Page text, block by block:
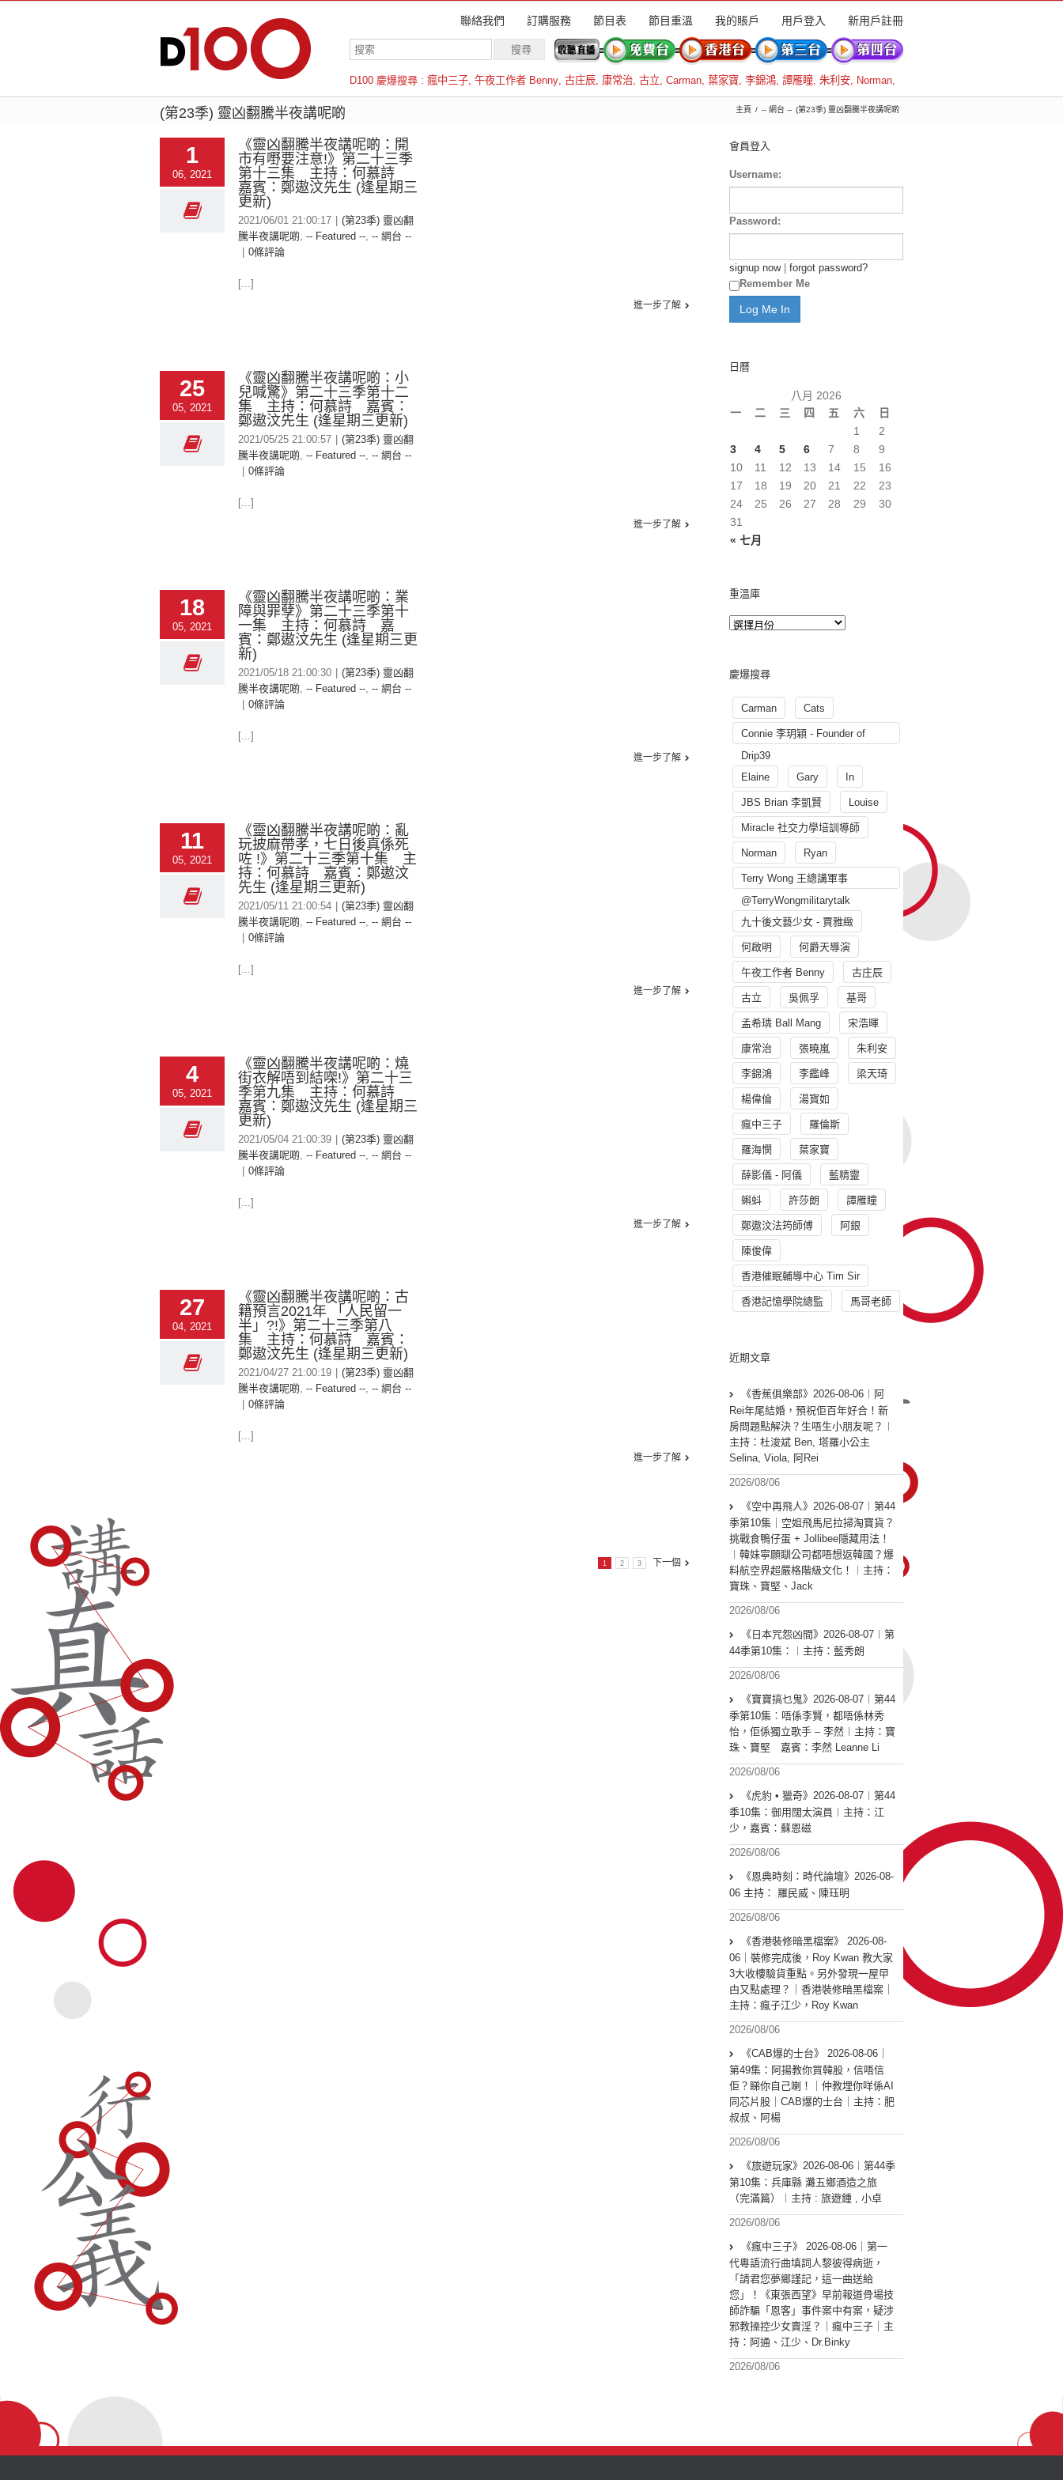
聯絡我們 訂購服務 節目表 節目重溫 我的賬戶 用戶登入 新用戶註冊
D100 慶爆搜尋 : 瘋中三子, 午夜工作者 Benny, 古庄辰, 康常治, 古立, Carman, 葉家寶, 李錦鴻, 譚雁瞳, 朱利安, Norman,
羅倫斯
(第23季) 靈凶翻騰半夜講呢啲 主頁 -- 網台 -- (第23季) 靈凶翻騰半夜講呢啲
1
06, 2021
《靈凶翻騰半夜講呢啲：開
市有嘢要注意!》第二十三季
第十三集 主持：何慕詩
嘉賓：鄭遨汶先生 (逢星期三
更新)
2021/06/01 21:00:17
(第23季) 靈凶翻
騰半夜講呢啲, -- Featured --, -- 網台 --
0條評論
[...]
進一步了解
25
05, 2021
《靈凶翻騰半夜講呢啲：小
兒喊驚》第二十三季第十二
集 主持：何慕詩 嘉賓：
鄭遨汶先生 (逢星期三更新)
2021/05/25 21:00:57
(第23季) 靈凶翻
騰半夜講呢啲, -- Featured --, -- 網台 --
0條評論
[...]
進一步了解
18
05, 2021
《靈凶翻騰半夜講呢啲：業
障與罪孽》第二十三季第十
一集 主持：何慕詩 嘉
賓：鄭遨汶先生 (逢星期三更
新)
2021/05/18 21:00:30
(第23季) 靈凶翻
騰半夜講呢啲, -- Featured --, -- 網台 --
0條評論
[...]
進一步了解
11
05, 2021
《靈凶翻騰半夜講呢啲：亂
玩披麻帶孝，七日後真係死
咗 !》第二十三季第十集 主
持：何慕詩 嘉賓：鄭遨汶
先生 (逢星期三更新)
2021/05/11 21:00:54
(第23季) 靈凶翻
騰半夜講呢啲, -- Featured --, -- 網台 --
0條評論
[...]
進一步了解
4
05, 2021
《靈凶翻騰半夜講呢啲：燒
街衣解唔到結㗎!》第二十三
季第九集 主持：何慕詩
嘉賓：鄭遨汶先生 (逢星期三
更新)
2021/05/04 21:00:39
(第23季) 靈凶翻
騰半夜講呢啲, -- Featured --, -- 網台 --
0條評論
[...]
進一步了解
27
04, 2021
《靈凶翻騰半夜講呢啲：古
籍預言2021年 「人民留一
半」?!》第二十三季第八
集 主持：何慕詩 嘉賓：
鄭遨汶先生 (逢星期三更新)
2021/04/27 21:00:19
(第23季) 靈凶翻
騰半夜講呢啲, -- Featured --, -- 網台 --
0條評論
[...]
進一步了解
1 2 3 下一個
會員登入
Username:
Password:
signup now| forgot password?
Remember Me
日曆
八月 2026
一
二 三 四 五 六 日
« 七月
1
2
3
4 5 6 7 8
9
10
11 12 13 14 15
16
17
18 19 20 21 22
23
24
25 26 27 28 29
30
31
重溫庫
慶爆搜尋
Carman Cats
Connie 李玥穎 - Founder of
Drip39
Elaine
Gary In
JBS Brian 李凱賢 Louise
Miracle 社交力學培訓導師
Norman Ryan
Terry Wong 王總講軍事
@TerryWongmilitarytalk
九十後文藝少女 - 賈雅緻
何啟明 何爵天導演
午夜工作者 Benny 古庄辰
古立 吳佩孚 基哥
孟希璘 Ball Mang 宋浩暉
康常治 張曉嵐 朱利安
李錦鴻 李鑑峰 梁天琦
楊偉倫 湯寳如
瘋中三子 羅倫斯
羅海憫 葉家寶
薛影儀 - 阿儀 藍精靈
蝌蚪 許莎朗 譚雁瞳
鄭遨汶法筠師傅 阿銀
陳俊偉
香港催眠輔導中心 Tim Sir
香港記憶學院總監 馬哥老師
近期文章
《香蕉俱樂部》2026-08-06︱阿
Rei年尾結婚，預祝佢百年好合！新
房問題點解決？生唔生小朋友呢？︱
主持：杜浚斌 Ben, 塔羅小公主
Selina, Viola, 阿Rei
2026/08/06
《空中再飛人》2026-08-07︱第44
季第10集｜空姐飛馬尼拉掃淘寶貨？
挑戰食鴨仔蛋 + Jollibee隱藏用法！
︱韓妹寧願瞓公司都唔想返韓國？爆
料航空界超嚴格階級文化！︱主持：
寶珠、寶堅、Jack
2026/08/06
《日本咒怨凶間》2026-08-07︱第
44季第10集：︱主持：藍秀朗
2026/08/06
《寶寶搞乜鬼》2026-08-07︱第44
季第10集︰唔係李賢，都唔係林秀
怡，佢係獨立歌手 – 李然︱主持：寶
珠、寶堅 嘉賓：李然 Leanne Li
2026/08/06
《虎豹 • 獵奇》2026-08-07︱第44
季10集：御用闊太演員︱主持：江
少，嘉賓：蘇恩磁
2026/08/06
《恩典時刻：時代論壇》2026-08-
06 主持： 羅民威、陳珏明
2026/08/06
《香港裝修暗黑檔案》 2026-08-
06｜裝修完成後，Roy Kwan 教大家
3大收樓驗貨重點。另外發現一屋曱
甴又點處理？｜香港裝修暗黑檔案｜
主持：瘋子江少，Roy Kwan
2026/08/06
《CAB爆的士台》 2026-08-06｜
第49集：阿揚教你買韓股，信唔信
佢？睇你自己喇！｜仲教埋你咩係AI
同芯片股｜CAB爆的士台｜主持：肥
叔叔、阿楊
2026/08/06
《旅遊玩家》2026-08-06︱第44季
第10集：兵庫縣 灘五鄉酒造之旅
（完滿篇）︱主持 : 旅遊鍾 , 小卓
2026/08/06
《瘋中三子》 2026-08-06｜第一
代粵語流行曲填詞人黎彼得病逝，
「請君您夢鄉謹記，這一曲送給
您」！《東張西望》早前報道骨場技
師詐騙「恩客」事件案中有案，疑涉
邪教操控少女賣淫？｜瘋中三子｜主
持：阿通、江少、Dr.Binky
2026/08/06